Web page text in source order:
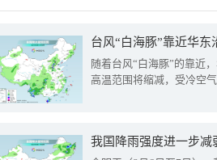
台风“白海豚”靠近华
随着台风“白海豚”的靠近
高温范围将缩减，受冷空